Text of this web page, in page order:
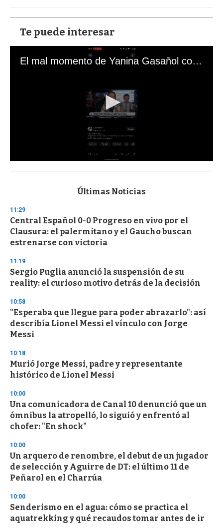
Te puede interesar
El mal momento de Yanina Gasañol con un hincha argentino en "Subrayado"
s
d
s
o
f
3
s
e
c
o
d
s
Últimas Noticias
11:29
Central Español 0-0 Progreso en vivo por el
Clausura: el palermitano y el Gaucho buscan
estrenarse con victoria
11:19
Sergio Puglia anunció la suspensión de su
reality: el curioso motivo detrás de la decisión
10:58
"Esperaba que llegue para poder abrazarlo": así
describía Lionel Messi el vínculo con Jorge
Messi
10:18
Murió Jorge Messi, padre y representante
histórico de Lionel Messi
10:00
Una comunicadora de Canal 10 denunció que un
ómnibus la atropelló, lo siguió y enfrentó al
chofer: "En shock"
10:00
Un arquero de renombre, el debut de un jugador
de selección y Aguirre de DT: el último 11 de
Peñarol en el Charrúa
10:00
Senderismo en el agua: cómo se practica el
aquatrekking y qué recaudos tomar antes de ir